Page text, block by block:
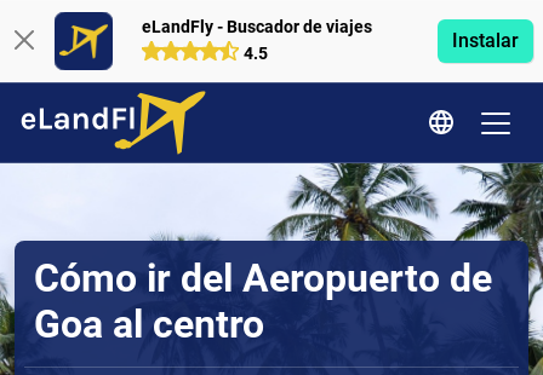
eLandFly - Buscador de viajes
4.5
Instalar
Cómo ir del Aeropuerto de
Goa al centro